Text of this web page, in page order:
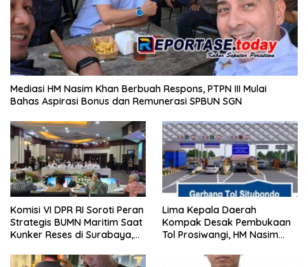
Mediasi HM Nasim Khan Berbuah Respons, PTPN III Mulai
Bahas Aspirasi Bonus dan Remunerasi SPBUN SGN
Komisi VI DPR RI Soroti Peran
Strategis BUMN Maritim Saat
Kunker Reses di Surabaya,
Lima Kepala Daerah
Kompak Desak Pembukaan
Tol Prosiwangi, HM Nasim
Pemerintah Pusat